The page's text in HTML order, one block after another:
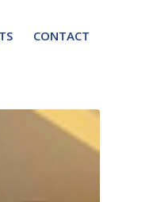
CONTACT